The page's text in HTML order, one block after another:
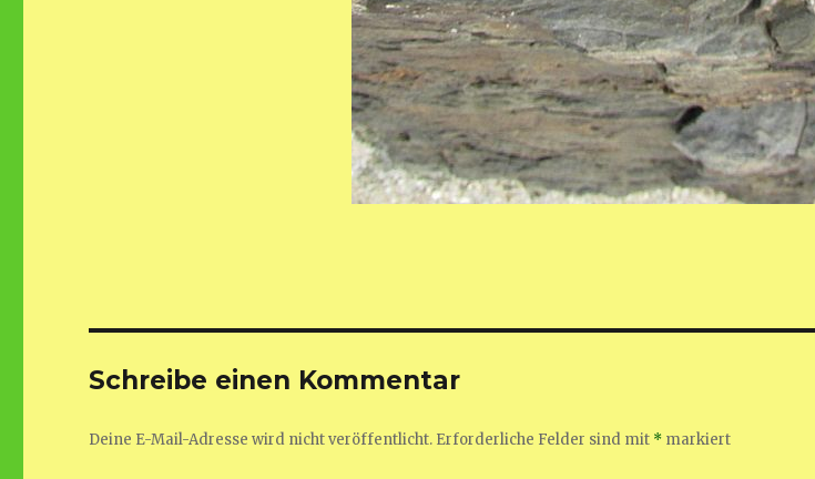
Schreibe einen Kommentar
Deine E-Mail-Adresse wird nicht veröffentlicht. Erforderliche Felder sind mit * markiert